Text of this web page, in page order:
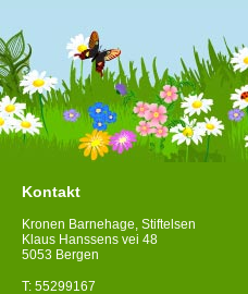
Kontakt
Kronen Barnehage, Stiftelsen
Klaus Hanssens vei 48
5053 Bergen
T: 55299167